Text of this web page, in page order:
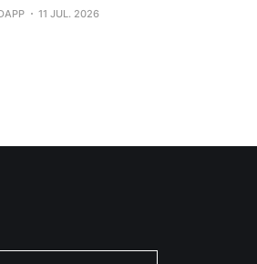
11 JUL. 2026